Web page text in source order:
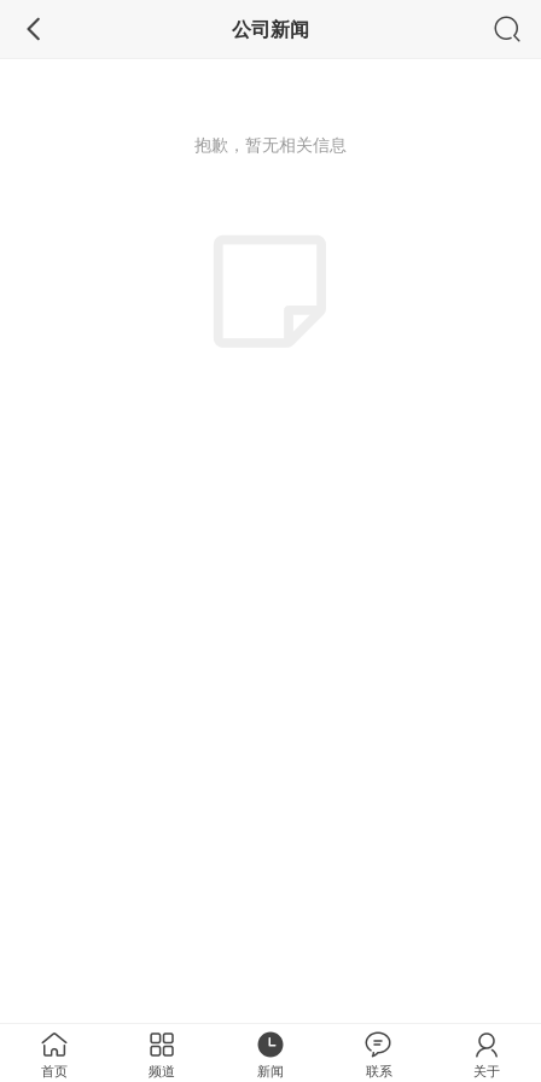
公司新闻
抱歉，暂无相关信息
首页 频道 新闻 联系 关于